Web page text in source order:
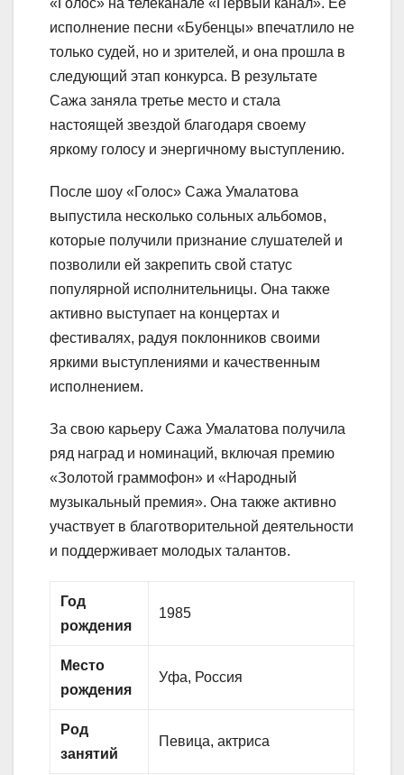
исполнение песни «Бубенцы» впечатлило не
только судей, но и зрителей, и она прошла в
следующий этап конкурса. В результате
Сажа заняла третье место и стала
настоящей звездой благодаря своему
яркому голосу и энергичному выступлению.
После шоу «Голос» Сажа Умалатова
выпустила несколько сольных альбомов,
которые получили признание слушателей и
позволили ей закрепить свой статус
популярной исполнительницы. Она также
активно выступает на концертах и
фестивалях, радуя поклонников своими
яркими выступлениями и качественным
исполнением.
За свою карьеру Сажа Умалатова получила
ряд наград и номинаций, включая премию
«Золотой граммофон» и «Народный
музыкальный премия». Она также активно
участвует в благотворительной деятельности
и поддерживает молодых талантов.
Год
рождения
1985
Место
рождения
Уфа, Россия
Род
занятий
Певица, актриса